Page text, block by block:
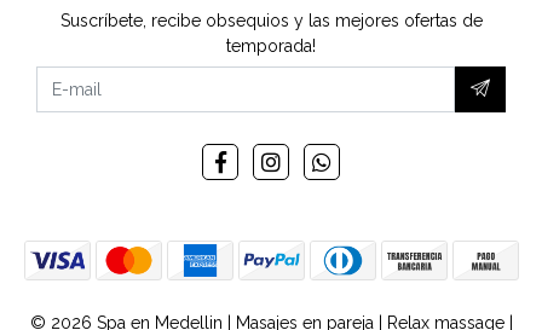
Suscríbete, recibe obsequios y las mejores ofertas de
temporada!
© 2026 Spa en Medellin | Masajes en pareja | Relax massage |